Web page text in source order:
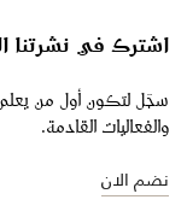
اشترك في نشرتنا
سجّل لتكون أول من يعلم
والفعاليات القادمة.
نضم الان